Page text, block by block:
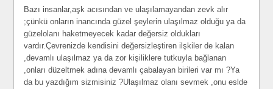
Bazı insanlar,aşk acısından ve ulaşılamayandan zevk alır
;çünkü onların inancında güzel şeylerin ulaşılmaz olduğu ya da
güzelolanı haketmeyecek kadar değersiz oldukları
vardır.Çevrenizde kendisini değersizleştiren ilşkiler de kalan
,devamlı ulaşılmaz ya da zor kişiliklere tutkuyla bağlanan
,onları düzeltmek adına devamlı çabalayan birileri var mı ?Ya
da bu yazdığım sizmisiniz ?Ulaşılmaz olanı sevmek ,onu eslde